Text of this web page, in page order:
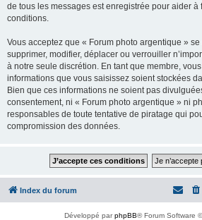
de tous les messages est enregistrée pour aider à
conditions.
Vous acceptez que « Forum photo argentique »
supprimer, modifier, déplacer ou verrouiller
à notre seule discrétion. En tant que membre,
informations que vous saisissez soient stockées
Bien que ces informations ne soient pas
consentement, ni « Forum photo argentique » ni
responsables de toute tentative de piratage qui
compromission des données.
Index du forum
Développé parphpBB® Forum Software